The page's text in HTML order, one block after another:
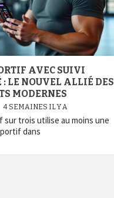
AVEC SUIVI
LE NOUVEL ALLIÉ DES
MODERNES
4 SEMAINES IL Y A
sur trois utilise au moins une
dans